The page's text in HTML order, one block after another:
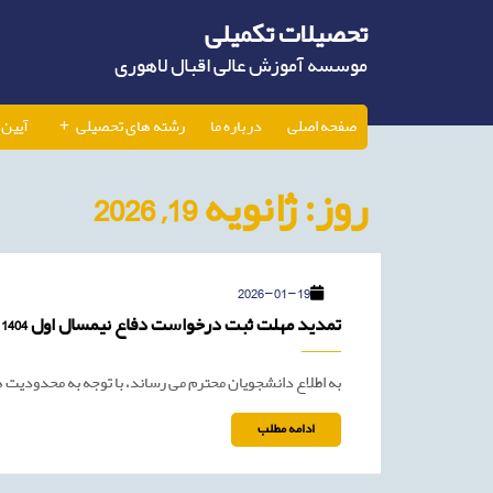
تحصیلات تکمیلی
موسسه آموزش عالی اقبال لاهوری
صفحه اصلی درباره ما رشته های تحصیلی
روز:ژانویه 19, 2026
2026-01-19
2026-
01-
19
تمدید مهلت ثبت درخواست دفاع نیمسال اول 1404
به اطلاع دانشجویان محترم می رساند، با توجه به
ادامه مطلبادامه
مطلب